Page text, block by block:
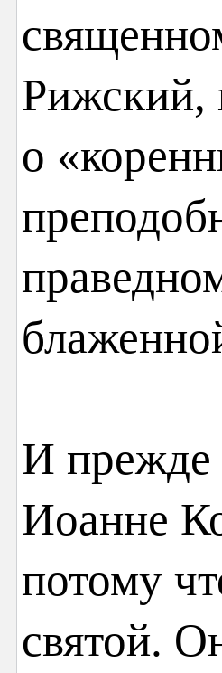
Рижский,
о
И прежде
Иоанне
потому
святой.